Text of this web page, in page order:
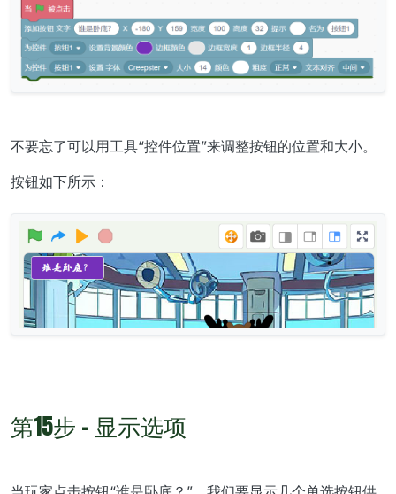
不要忘了可以用工具“控件位置”来调整按钮的位置和大小。
按钮如下所示：
第15步 - 显示选项